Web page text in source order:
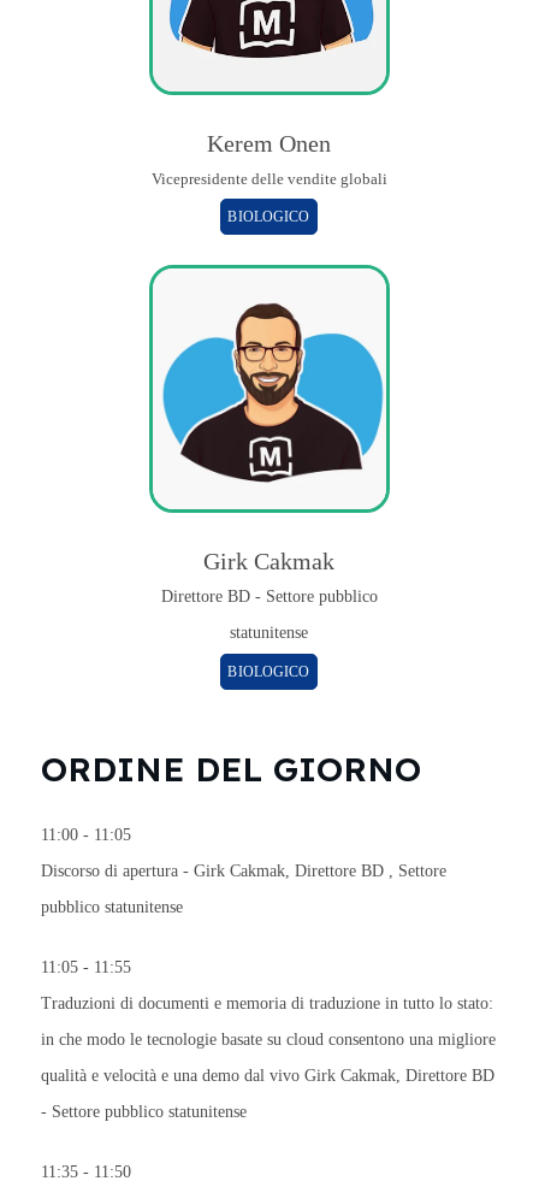
Kerem Onen
Vicepresidente delle vendite globali
BIOLOGICO
Girk Cakmak
Direttore BD - Settore pubblico
statunitense
BIOLOGICO
ORDINE DEL GIORNO
11:00 - 11:05
Discorso di apertura - Girk Cakmak, Direttore BD , Settore
pubblico statunitense
11:05 - 11:55
Traduzioni di documenti e memoria di traduzione in tutto lo stato:
in che modo le tecnologie basate su cloud consentono una migliore
qualità e velocità e una demo dal vivo Girk Cakmak, Direttore BD
- Settore pubblico statunitense
11:35 - 11:50